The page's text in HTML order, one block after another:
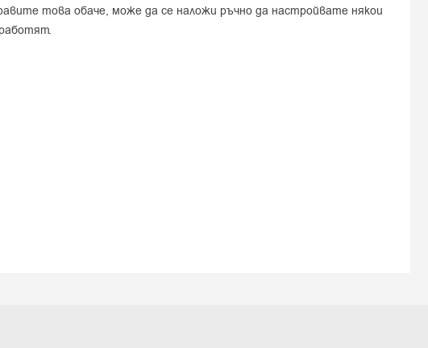
това обаче, може да се наложи ръчно да настройвате някои